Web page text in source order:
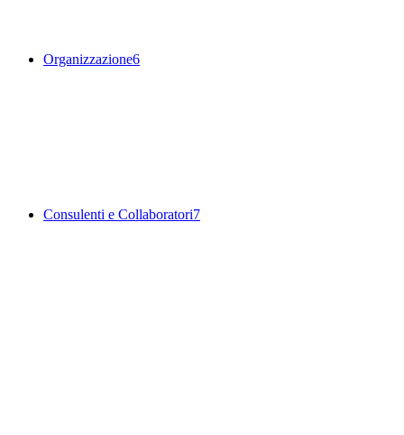
Organizzazione6
Consulenti e Collaboratori7